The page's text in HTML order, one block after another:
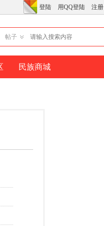
登陆 用QQ登陆 注册
帖子
民族商城